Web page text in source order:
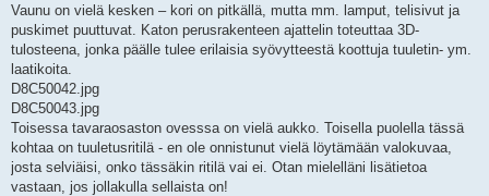
Vaunu on vielä kesken – kori on pitkällä, mutta mm. lamput, telisivut ja
puskimet puuttuvat. Katon perusrakenteen ajattelin toteuttaa 3D-
tulosteena, jonka päälle tulee erilaisia syövytteestä koottuja tuuletin- ym.
laatikoita.
D8C50042.jpg
D8C50043.jpg
Toisessa tavaraosaston ovesssa on vielä aukko. Toisella puolella tässä
kohtaa on tuuletusritilä - en ole onnistunut vielä löytämään valokuvaa,
josta selviäisi, onko tässäkin ritilä vai ei. Otan mielelläni lisätietoa
vastaan, jos jollakulla sellaista on!